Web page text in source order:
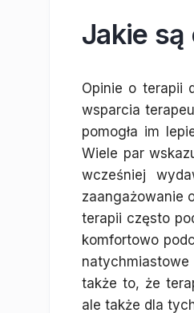
Jakie są
Opinie o terapii
wsparcia
pomogła im
Wiele par
wcześniej
zaangażowanie
terapii często
komfortowo
także to, że
ale także dla